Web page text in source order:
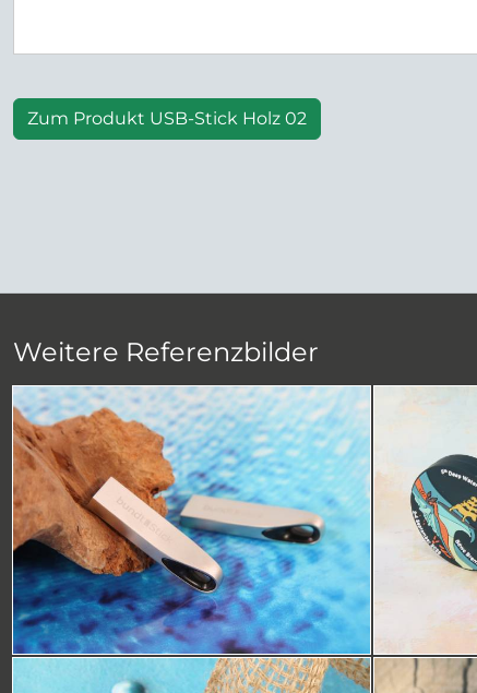
Zum Produkt USB-Stick Holz 02
Weitere Referenzbilder